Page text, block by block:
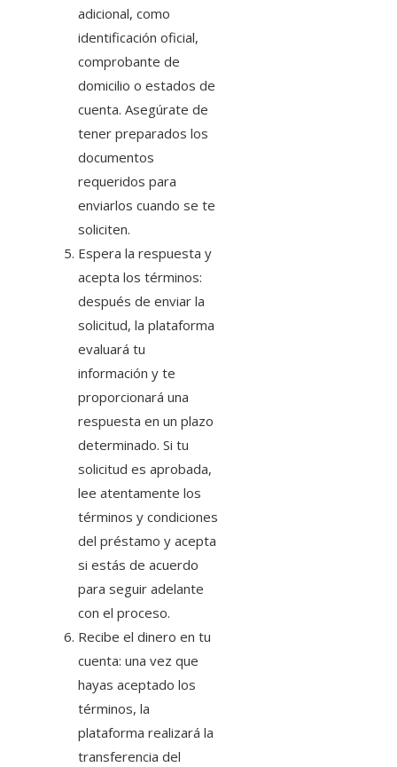
adicional, como
identificación oficial,
comprobante de
domicilio o estados de
cuenta. Asegúrate de
tener preparados los
documentos
requeridos para
enviarlos cuando se te
soliciten.
Espera la respuesta y
acepta los términos:
después de enviar la
solicitud, la plataforma
evaluará tu
información y te
proporcionará una
respuesta en un plazo
determinado. Si tu
solicitud es aprobada,
lee atentamente los
términos y condiciones
del préstamo y acepta
si estás de acuerdo
para seguir adelante
con el proceso.
Recibe el dinero en tu
cuenta: una vez que
hayas aceptado los
términos, la
plataforma realizará la
transferencia del